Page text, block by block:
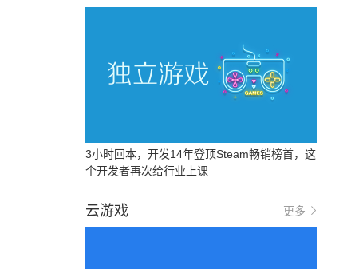
3小时回本，开发14年登顶Steam畅销榜首，这
个开发者再次给行业上课
云游戏 更多